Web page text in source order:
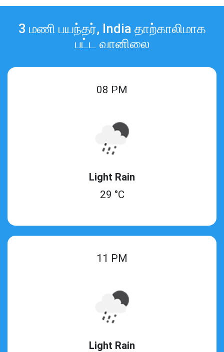
3 மணி பயந்தர், India தாற்காலிமாக
பட்ட வானிலை
08 PM
Light Rain
29 °C
11 PM
Light Rain